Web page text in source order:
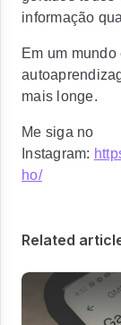
informação
Em um
mais longe.
Me siga no
Instagram:
ho/
Related